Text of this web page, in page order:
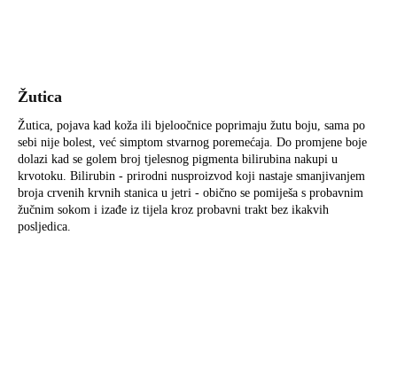
Žutica
Žutica, pojava kad koža ili bjeloočnice poprimaju žutu boju, sama po
sebi nije bolest, već simptom stvarnog poremećaja. Do promjene boje
dolazi kad se golem broj tjelesnog pigmenta bilirubina nakupi u
krvotoku. Bilirubin - prirodni nusproizvod koji nastaje smanjivanjem
broja crvenih krvnih stanica u jetri - obično se pomiješa s probavnim
žučnim sokom i izađe iz tijela kroz probavni trakt bez ikakvih
posljedica.